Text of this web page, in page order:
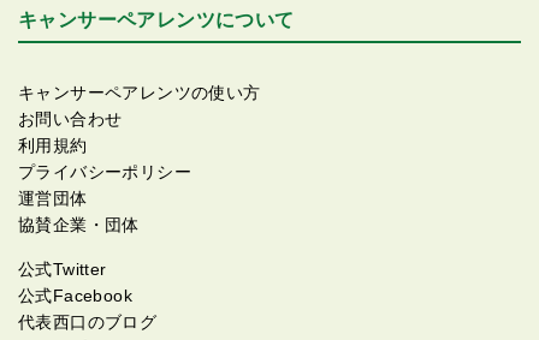
キャンサーペアレンツについて
キャンサーペアレンツの使い方
お問い合わせ
利用規約
プライバシーポリシー
運営団体
協賛企業・団体
公式Twitter
公式Facebook
代表西口のブログ